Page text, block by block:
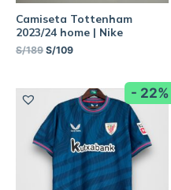
Camiseta Tottenham
2023/24 home | Nike
S/189 S/109
- 22%